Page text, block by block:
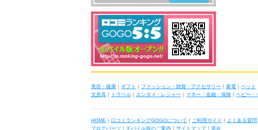
美容・健康 ｜ ギフト ｜ ファッション・雑貨・アクセサリー ｜ 家電 ｜ ペット
文房具 ｜ トラベル ｜ エンタメ・レジャー ｜ マネー・金融・保険 ｜ ベビー・
HOME ｜ 口コミランキングGOGOについて ｜ ご利用ガイド ｜ よくある質問
ブログパーツ ｜ モバイル版のご案内 ｜ サイトマップ｜ 退会